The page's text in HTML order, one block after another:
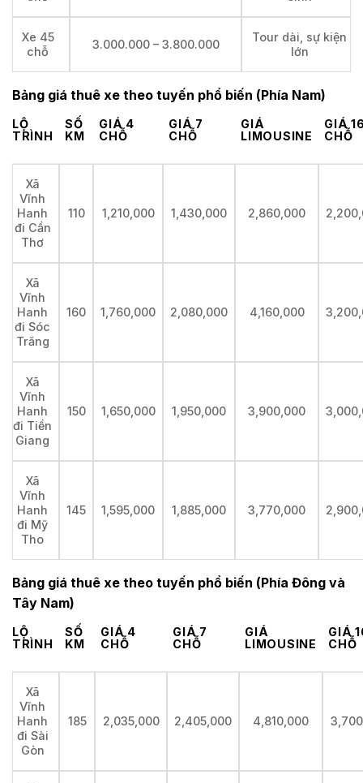
Xe 45
chỗ
3.000.000 – 3.800.000
Tour dài, sự kiện
lớn
Bảng giá thuê xe theo tuyến phổ biến (Phía Nam)
LỘ
TRÌNH
SỐ
KM
GIÁ 4
CHỖ
GIÁ 7
CHỖ
GIÁ
LIMOUSINE
GIÁ
CHỖ
Xã
Vĩnh
Hanh
đi Cần
Thơ
110 1,210,000 1,430,000 2,860,000
Xã
Vĩnh
Hanh
đi Sóc
Trăng
160 1,760,000 2,080,000 4,160,000
Xã
Vĩnh
Hanh
đi Tiền
Giang
150 1,650,000 1,950,000 3,900,000
Xã
Vĩnh
Hanh
đi Mỹ
Tho
145 1,595,000 1,885,000 3,770,000
Bảng giá thuê xe theo tuyến phổ biến (Phía Đông và
Tây Nam)
LỘ
TRÌNH
SỐ
KM
GIÁ 4
CHỖ
GIÁ 7
CHỖ
GIÁ
LIMOUSINE
GIÁ
CHỖ
Xã
Vĩnh
Hanh
đi Sài
Gòn
185 2,035,000 2,405,000 4,810,000